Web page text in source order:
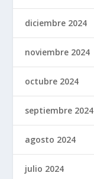
diciembre 2024
noviembre 2024
octubre 2024
septiembre 2024
agosto 2024
julio 2024